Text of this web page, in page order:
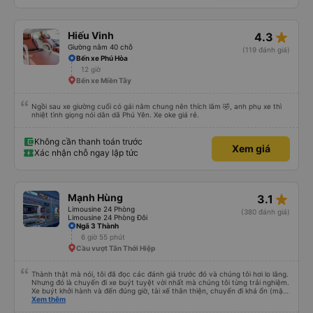
Hiếu Vinh
Giường nằm 40 chỗ
4.3 star_rate
(119 đánh giá)
Bến xe Phú Hòa
12 giờ
Bến xe Miền Tây
Ngồi sau xe giường cuối có gái nằm chung nên thích lắm 🤣, anh phụ xe thì
nhiệt tình giọng nói dân dã Phú Yên. Xe oke giá rẻ.
Không cần thanh toán trước
Xác nhận chỗ ngay lập tức
Xem giá
Mạnh Hùng
Limousine 24 Phòng
Limousine 24 Phòng Đôi
3.1 star_rate
(380 đánh giá)
Ngã 3 Thành
6 giờ 55 phút
Cầu vượt Tân Thới Hiệp
Thành thật mà nói, tôi đã đọc các đánh giá trước đó và chúng tôi hơi lo lắng.
Nhưng đó là chuyến đi xe buýt tuyệt vời nhất mà chúng tôi từng trải nghiệm.
Xe buýt khởi hành và đến đúng giờ, tài xế thân thiện, chuyến đi khá ổn (mặc
dù vẫn hơi xóc, nhưng đó là đặc trưng của Việt Nam ^^), và chỗ ngồi thoải
Xem thêm